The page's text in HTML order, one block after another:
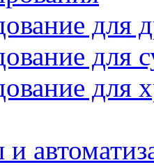
для
для
для